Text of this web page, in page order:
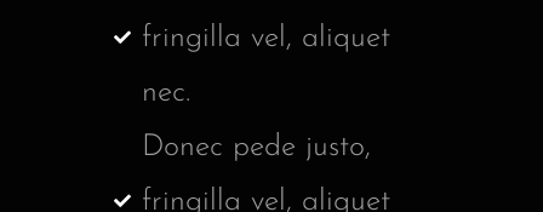
fringilla vel, aliquet
nec.
Donec pede justo,
fringilla vel, aliquet